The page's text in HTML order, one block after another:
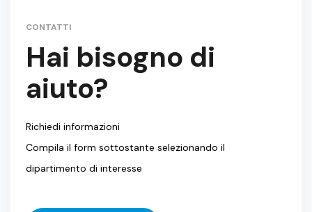
CONTATTI
Hai bisogno di
aiuto?
Richiedi informazioni
Compila il form sottostante selezionando il
dipartimento di interesse